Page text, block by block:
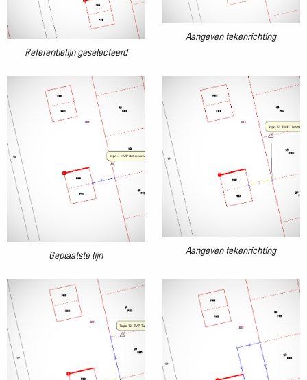
Referentielijn geselecteerd
afbeelding
Aangeven tekenrichting
Geplaatste lijn
galerij
afbeelding
Aangeven tekenrichting
galerij
afbeelding